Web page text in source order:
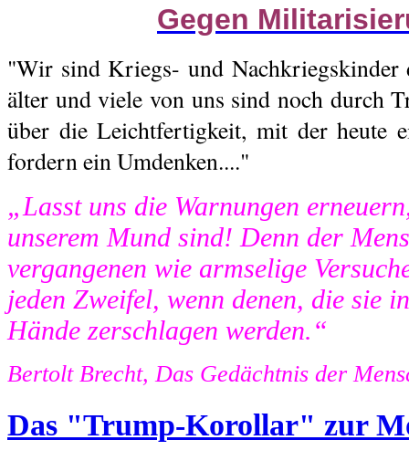
Gegen
"Wir sind Kriegs- und Nachkriegskinder
älter und viele von uns sind noch durch
über die Leichtfertigkeit, mit der heute
fordern ein Umdenken...."
„Lasst uns die Warnungen
unserem Mund sind! Denn der
vergangenen wie armselige
jeden Zweifel, wenn denen, die sie
Hände zerschlagen werden.“
Bertolt Brecht, Das Gedächtnis der
Das "Trump-Korollar" zur